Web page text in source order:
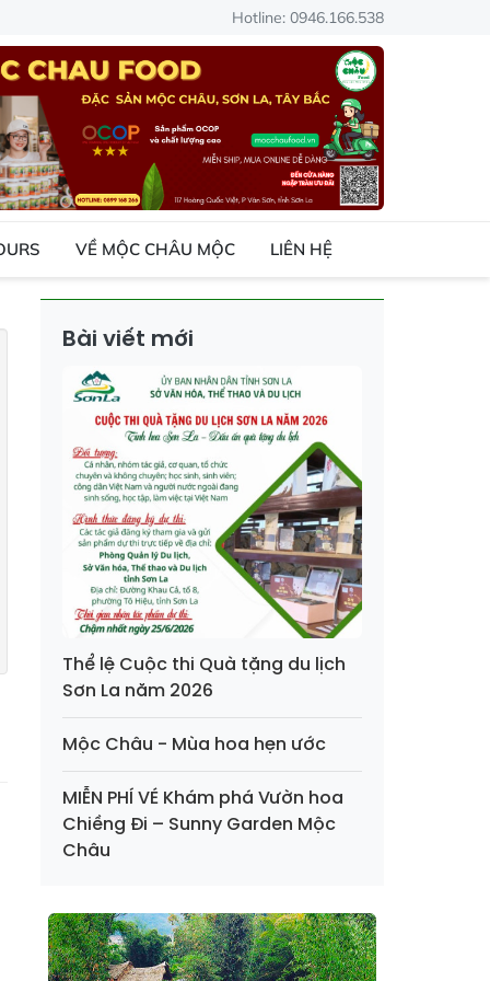
Hotline: 0946.166.538
VỀ MỘC CHÂU MỘC LIÊN HỆ
Bài viết mới
Thể lệ Cuộc thi Quà tặng du lịch
Sơn La năm 2026
Mộc Châu - Mùa hoa hẹn ước
MIỄN PHÍ VÉ Khám phá Vườn hoa
Chiềng Đi – Sunny Garden Mộc
Châu